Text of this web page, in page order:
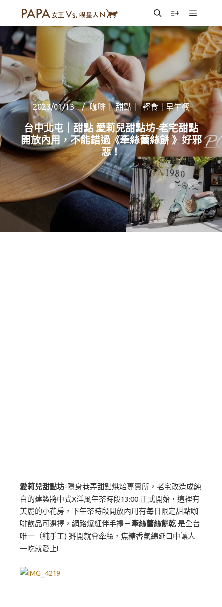
SearchMore info
Main
2023/01/13 咖啡｜ 甜點｜ 輕食｜早午餐
台中北屯｜甜點 愛莉兒甜點坊-老宅甜點
開放內用，不能錯過《牽絲蕾絲餅 》好邪
惡！
愛莉兒甜點坊-隱身巷弄甜點烘焙專賣所，老宅改造成純
白的建築將中式X洋風午茶時段13:00 正式開始，這裡有
美麗的小花房，下午茶時段開放內用有每日限定甜點咖
啡飲品可選擇，網路爆紅伴手禮－牽絲蕾絲餅乾 是全台
唯一（純手工) 掰開就會牽絲，焦糖香氣綿延口中讓人
一吃就愛上!